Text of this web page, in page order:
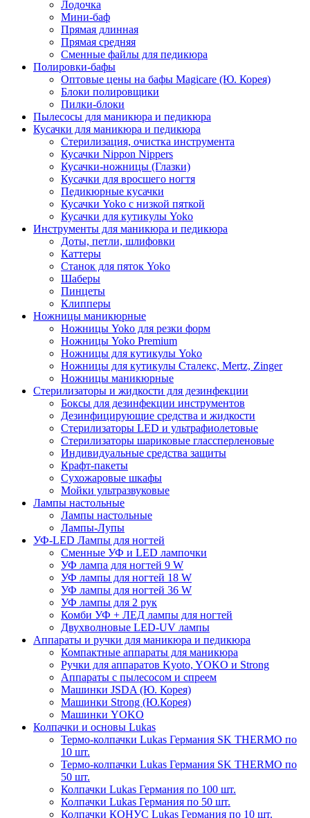
Лодочка
Мини-баф
Прямая длинная
Прямая средняя
Сменные файлы для педикюра
Полировки-бафы
Оптовые цены на бафы Magicare (Ю. Корея)
Блоки полировщики
Пилки-блоки
Пылесосы для маникюра и педикюра
Кусачки для маникюра и педикюра
Стерилизация, очистка инструмента
Кусачки Nippon Nippers
Кусачки-ножницы (Глазки)
Кусачки для вросшего ногтя
Педикюрные кусачки
Кусачки Yoko с низкой пяткой
Кусачки для кутикулы Yoko
Инструменты для маникюра и педикюра
Доты, петли, шлифовки
Каттеры
Станок для пяток Yoko
Шаберы
Пинцеты
Клипперы
Ножницы маникюрные
Ножницы Yoko для резки форм
Ножницы Yoko Premium
Ножницы для кутикулы Yoko
Ножницы для кутикулы Сталекс, Mertz, Zinger
Ножницы маникюрные
Стерилизаторы и жидкости для дезинфекции
Боксы для дезинфекции инструментов
Дезинфицирующие средства и жидкости
Стерилизаторы LED и ультрафиолетовые
Стерилизаторы шариковые глассперленовые
Индивидуальные средства защиты
Крафт-пакеты
Сухожаровые шкафы
Мойки ультразвуковые
Лампы настольные
Лампы настольные
Лампы-Лупы
УФ-LED Лампы для ногтей
Сменные УФ и LED лампочки
УФ лампа для ногтей 9 W
УФ лампы для ногтей 18 W
УФ лампы для ногтей 36 W
УФ лампы для 2 рук
Комби УФ + ЛЕД лампы для ногтей
Двухволновые LED-UV лампы
Аппараты и ручки для маникюра и педикюра
Компактные аппараты для маникюра
Ручки для аппаратов Kyoto, YOKO и Strong
Аппараты с пылесосом и спреем
Машинки JSDA (Ю. Корея)
Машинки Strong (Ю.Корея)
Машинки YOKO
Колпачки и основы Lukas
Термо-колпачки Lukas Германия SK THERMO по
10 шт.
Термо-колпачки Lukas Германия SK THERMO по
50 шт.
Колпачки Lukas Германия по 100 шт.
Колпачки Lukas Германия по 50 шт.
Колпачки КОНУС Lukas Германия по 10 шт.